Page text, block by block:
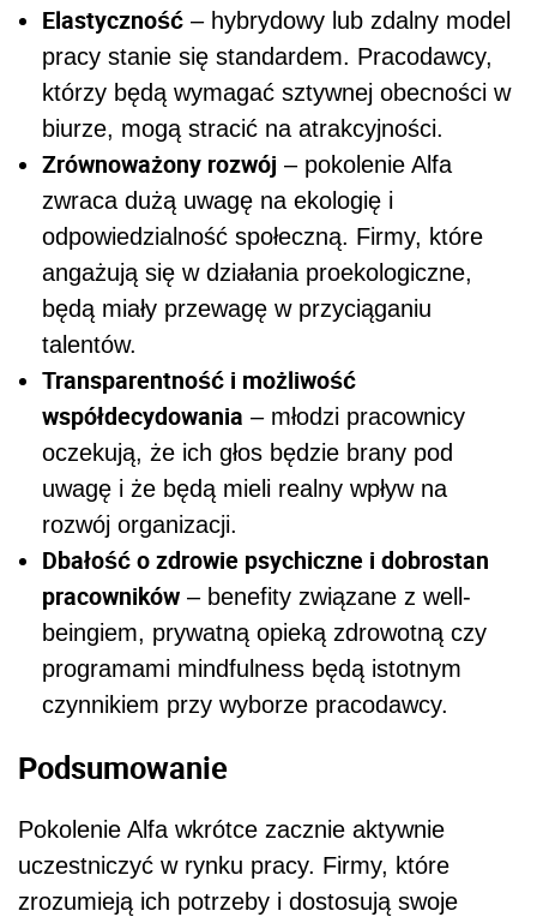
Elastyczność – hybrydowy lub zdalny model
pracy stanie się standardem. Pracodawcy,
którzy będą wymagać sztywnej obecności w
biurze, mogą stracić na atrakcyjności.
Zrównoważony rozwój – pokolenie Alfa
zwraca dużą uwagę na ekologię i
odpowiedzialność społeczną. Firmy, które
angażują się w działania proekologiczne,
będą miały przewagę w przyciąganiu
talentów.
Transparentność i możliwość
współdecydowania – młodzi pracownicy
oczekują, że ich głos będzie brany pod
uwagę i że będą mieli realny wpływ na
rozwój organizacji.
Dbałość o zdrowie psychiczne i dobrostan
pracowników – benefity związane z well-
beingiem, prywatną opieką zdrowotną czy
programami mindfulness będą istotnym
czynnikiem przy wyborze pracodawcy.
Podsumowanie
Pokolenie Alfa wkrótce zacznie aktywnie
uczestniczyć w rynku pracy. Firmy, które
zrozumieją ich potrzeby i dostosują swoje